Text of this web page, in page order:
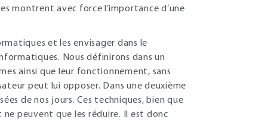
montrent avec force l’importance d’une
et les envisager dans le
Nous définirons dans un
ainsi que leur fonctionnement, sans
peut lui opposer. Dans une deuxième
de nos jours. Ces techniques, bien que
peuvent que les réduire. Il est donc